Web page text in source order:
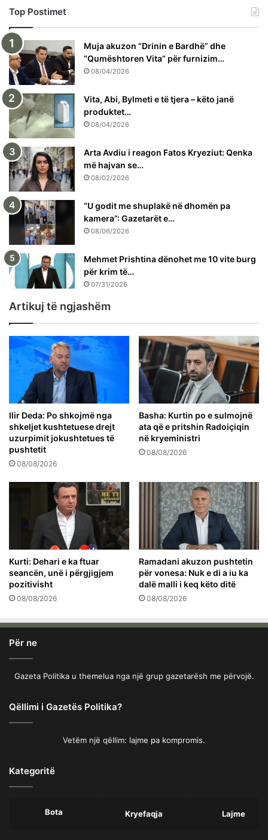
Top Postimet
Muja akuzon “Drinin e Bardhë” dhe
“Qumështoren Vita” për furnizim…
08/04/2026
Vita, Abi, Bylmeti e të tjera – këto janë
produktet…
08/04/2026
Arta Avdiu i reagon Fatos Kryeziut: Qenka
më hajvan se…
08/02/2026
“U godit me shuplakë në dhomën pa
kamera”: Gazetarët e…
08/06/2026
Mehmet Prishtina dënohet me 10 vite burg
për krim të…
07/31/2026
Artikuj të ngjashëm
Ilir Deda: Po shkojmë nga
shkeljet kushtetuese drejt
uzurpimit jokushtetues të
pushtetit
08/08/2026
Basha: Kurtin po e sulmojnë
ata që e pritshin Radoiçiqin
në kryeministri
08/08/2026
Kurti: Dehari e ka ftuar
seancën, unë i përgjigjem
pozitivisht
08/08/2026
Ramadani akuzon pushtetin
për vonesa: Nuk e di a iu ka
dalë malli i keq këto ditë
08/08/2026
Për ne
Gazeta Politika u themelua nga një grup gazetarësh me përvojë.
Qëllimi i Gazetës Politika?
Vetëm një qëllim: lajme pa kompromis.
Kategoritë
Bota Kryefaqja Lajme